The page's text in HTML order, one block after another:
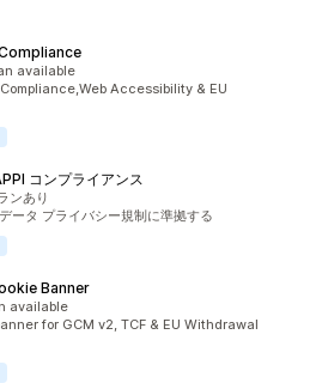
available
Compliance,Web Accessibility & EU
コンプライアンス
件
ンあり
ータ プライバシー規制に準拠する
Banner
available
for GCM v2, TCF & EU Withdrawal